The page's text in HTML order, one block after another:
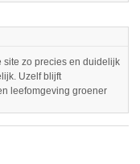
site zo precies en duidelijk
Uzelf blijft
leefomgeving groener